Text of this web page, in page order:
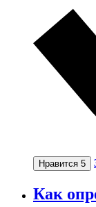
Нравится 5
Как